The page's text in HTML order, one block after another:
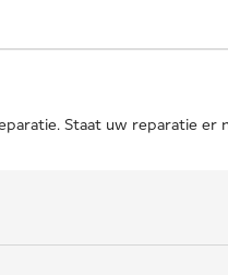
Staat uw reparatie er